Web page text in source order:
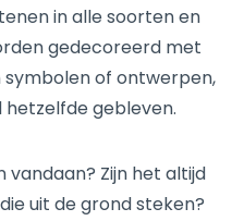
in alle soorten en
gedecoreerd met
of ontwerpen,
gebleven.
Zijn het altijd
uit de grond steken?